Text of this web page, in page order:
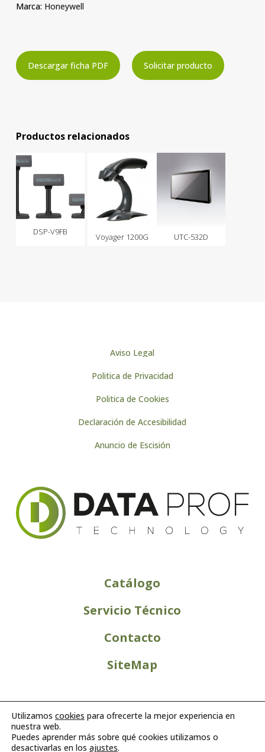
Marca: Honeywell
Descargar ficha PDF Solicitar producto
Productos relacionados
DSP-V9FB Voyager 1200G UTC-532D
Aviso Legal
Politica de Privacidad
Politica de Cookies
Declaración de Accesibilidad
Anuncio de Escisión
Catálogo
Servicio Técnico
Contacto
SiteMap
Utilizamos cookies para ofrecerte la mejor experiencia en
nuestra web.
Puedes aprender más sobre qué cookies utilizamos o
desactivarlas en los ajustes.